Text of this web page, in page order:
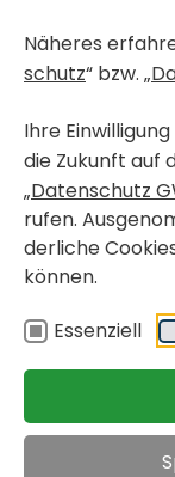
Näheres
schutz“ bzw. „
Ihre
die Zukunft auf
„Daten­schutz
rufen.
der­liche
können.
Essen­ziell
13 geför­derte
Immo­bi­lien >